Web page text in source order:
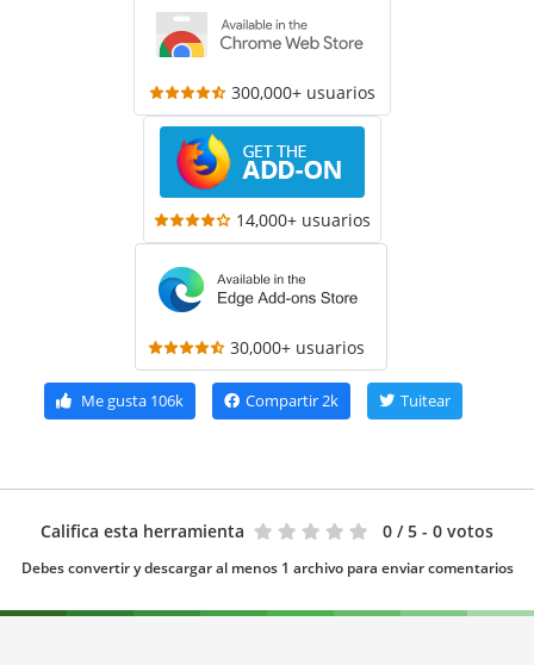
300,000+ usuarios
14,000+ usuarios
30,000+ usuarios
Me gusta106k Compartir2k Tuitear
Califica esta herramienta 0 / 5 - 0 votos
Debes convertir y descargar al menos 1 archivo para enviar comentarios